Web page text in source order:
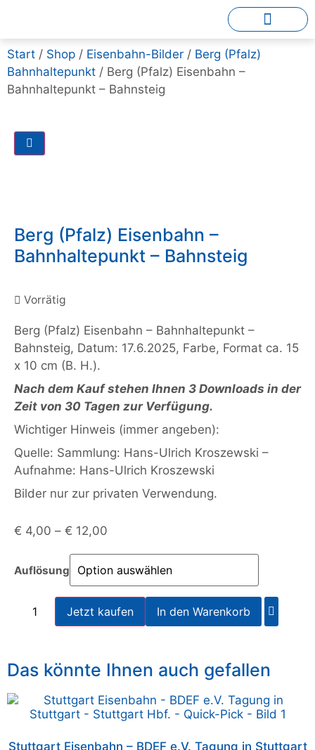
Start / Shop / Eisenbahn-Bilder / Berg (Pfalz)
Bahnhaltepunkt / Berg (Pfalz) Eisenbahn –
Bahnhaltepunkt – Bahnsteig
Berg (Pfalz) Eisenbahn –
Bahnhaltepunkt – Bahnsteig
Vorrätig
Berg (Pfalz) Eisenbahn – Bahnhaltepunkt –
Bahnsteig, Datum: 17.6.2025, Farbe, Format ca. 15
x 10 cm (B. H.).
Nach dem Kauf stehen Ihnen 3 Downloads in der
Zeit von 30 Tagen zur Verfügung.
Wichtiger Hinweis (immer angeben):
Quelle: Sammlung: Hans-Ulrich Kroszewski –
Aufnahme: Hans-Ulrich Kroszewski
Bilder nur zur privaten Verwendung.
€ 4,00 – € 12,00
Auflösung
Jetzt kaufen In den Warenkorb
Das könnte Ihnen auch gefallen
Stuttgart Eisenbahn – BDEF e.V. Tagung in Stuttgart